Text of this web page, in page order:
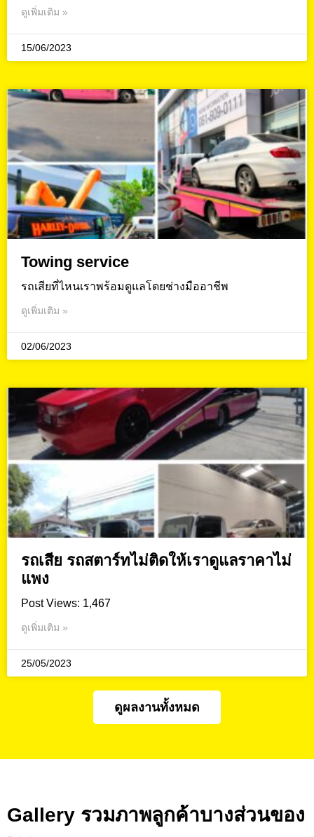
ดูเพิ่มเติม »
15/06/2023
Towing service
รถเสียที่ไหนเราพร้อมดูแลโดยช่างมืออาชีพ
ดูเพิ่มเติม »
02/06/2023
รถเสีย รถสตาร์ทไม่ติดให้เราดูแลราคาไม่
แพง
Post Views: 1,467
ดูเพิ่มเติม »
25/05/2023
ดูผลงานทั้งหมด
Gallery รวมภาพลูกค้าบางส่วนของ